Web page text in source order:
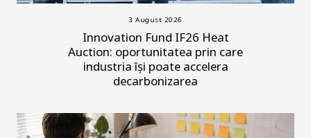
3 August 2026
Innovation Fund IF26 Heat
Auction: oportunitatea prin care
industria își poate accelera
decarbonizarea